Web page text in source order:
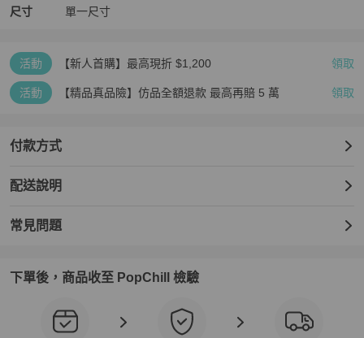
型號：CH3420QB 501
產地：義大利
🏠高雄麗睛眼鏡公司-高雄首家NIKON視光體驗中心
尺寸 單一尺寸
活動 【新人首購】最高現折 $1,200 領取
活動 【精品真品險】仿品全額退款 最高再賠 5 萬 領取
付款方式
配送說明
常見問題
下單後，商品收至 PopChill 檢驗